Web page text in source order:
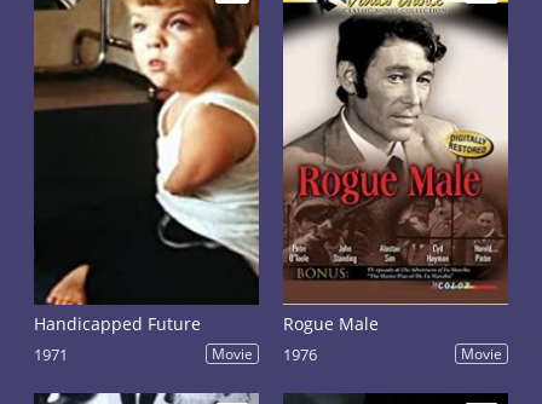
Handicapped Future
1971 Movie
Rogue Male
1976 Movie